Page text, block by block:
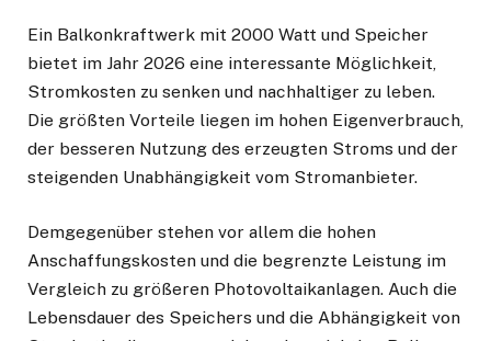
Ein Balkonkraftwerk mit 2000 Watt und Speicher
bietet im Jahr 2026 eine interessante Möglichkeit,
Stromkosten zu senken und nachhaltiger zu leben.
Die größten Vorteile liegen im hohen Eigenverbrauch,
der besseren Nutzung des erzeugten Stroms und der
steigenden Unabhängigkeit vom Stromanbieter.
Demgegenüber stehen vor allem die hohen
Anschaffungskosten und die begrenzte Leistung im
Vergleich zu größeren Photovoltaikanlagen. Auch die
Lebensdauer des Speichers und die Abhängigkeit von